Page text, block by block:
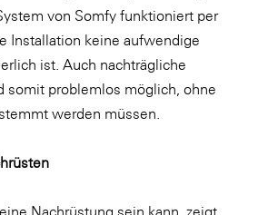
von Somfy funktioniert per
Installation keine aufwendige
ist. Auch nachträgliche
somit problemlos möglich, ohne
werden müssen.
Nachrüstung sein kann, zeigt